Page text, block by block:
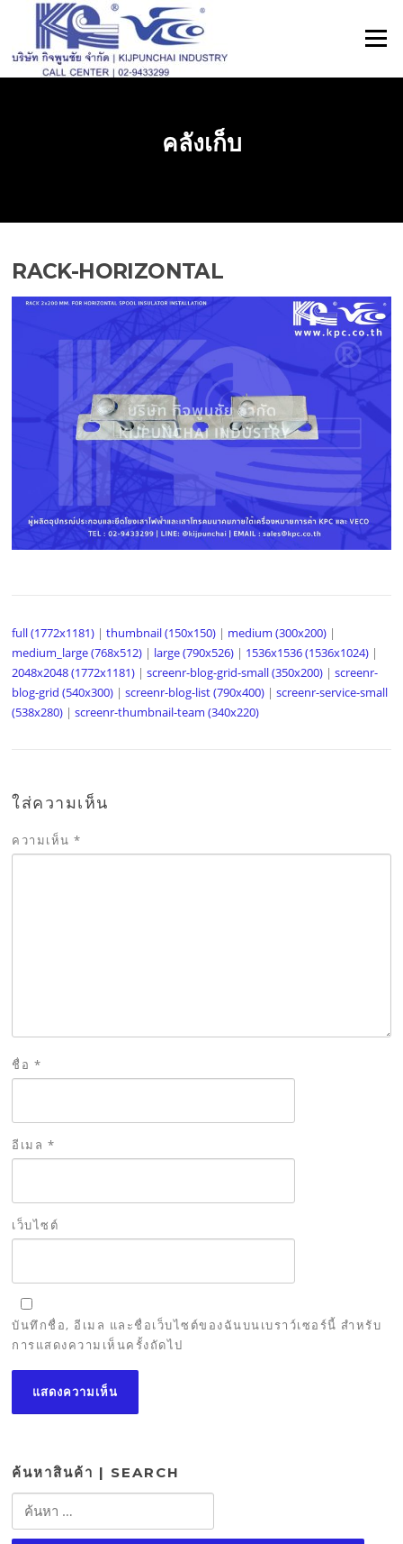
เมนู
คลังเก็บ
RACK-HORIZONTAL
full (1772x1181) |thumbnail (150x150) | medium (300x200) |
medium_large (768x512) | large (790x526) | 1536x1536 (1536x1024) |
2048x2048 (1772x1181) |screenr-blog-grid-small (350x200) |screenr-
blog-grid (540x300) |screenr-blog-list (790x400) |screenr-service-small
(538x280) |screenr-thumbnail-team (340x220)
ใส่ความเห็น
ความเห็น*
ชื่อ *
อีเมล *
เว็บไซต์
บันทึกชื่อ, อีเมล และชื่อเว็บไซต์ของฉันบนเบราว์เซอร์นี้ สำหรับ
การแสดงความเห็นครั้งถัดไป
ค้นหาสินค้า | SEARCH
ค้นหา
สำหรับ: